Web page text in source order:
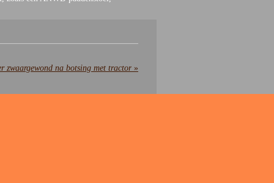
zwaargewond na botsing met tractor »